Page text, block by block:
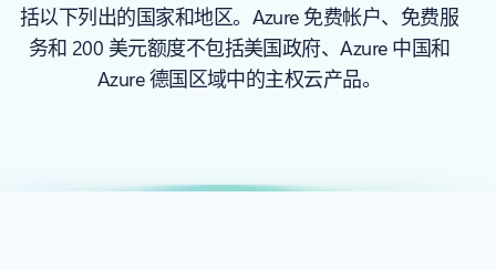
括以下列出的国家和地区。Azure 免费帐户、免费服
务和 200 美元额度不包括美国政府、Azure 中国和
Azure 德国区域中的主权云产品。